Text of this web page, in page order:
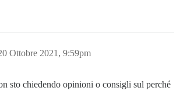
Ottobre 2021, 9:59pm
sto chiedendo opinioni o consigli sul perché